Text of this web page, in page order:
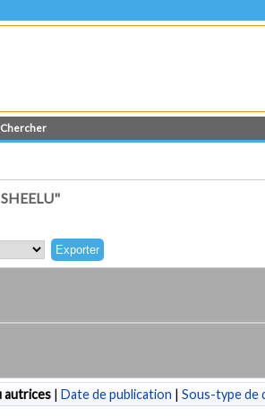
Chercher
autrices | Date de publication | Sous-type de